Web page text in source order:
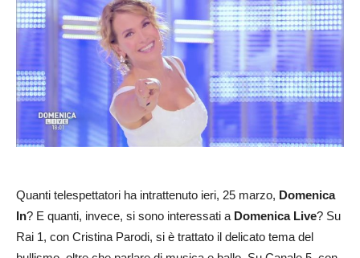
Quanti telespettatori ha intrattenuto ieri, 25 marzo, Domenica
In? E quanti, invece, si sono interessati a Domenica Live? Su
Rai 1, con Cristina Parodi, si è trattato il delicato tema del